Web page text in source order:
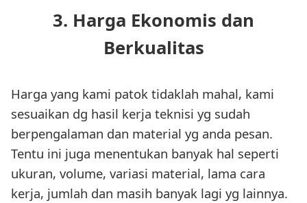
3. Harga Ekonomis dan
Berkualitas
Harga yang kami patok tidaklah mahal, kami
sesuaikan dg hasil kerja teknisi yg sudah
berpengalaman dan material yg anda pesan.
Tentu ini juga menentukan banyak hal seperti
ukuran, volume, variasi material, lama cara
kerja, jumlah dan masih banyak lagi yg lainnya.